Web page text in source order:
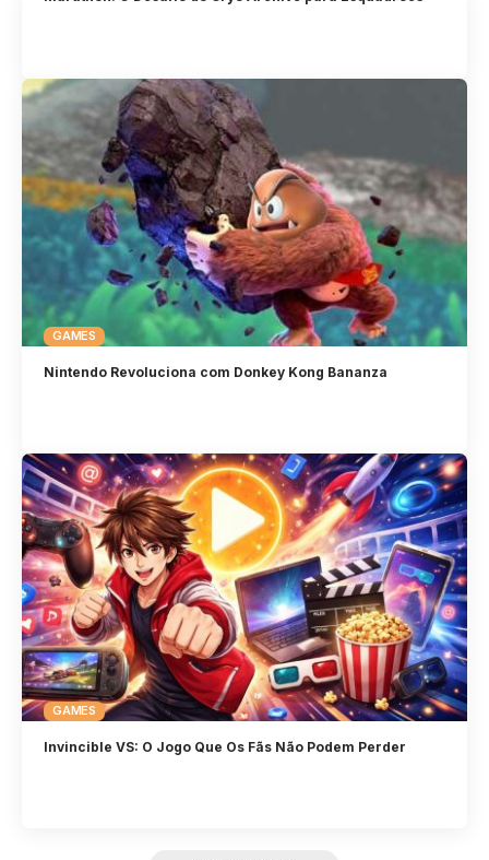
GAMES
Nintendo Revoluciona com Donkey Kong Bananza
GAMES
Invincible VS: O Jogo Que Os Fãs Não Podem Perder